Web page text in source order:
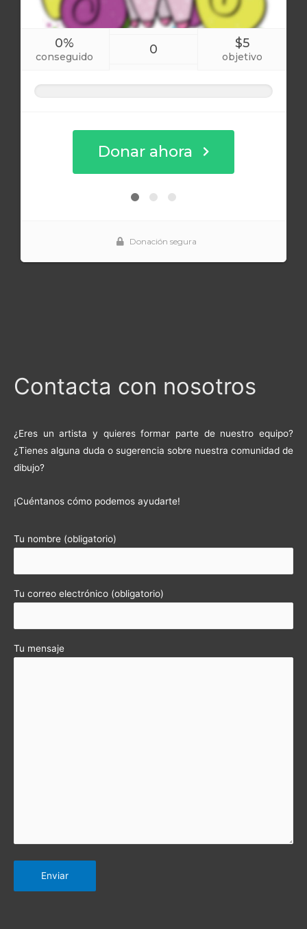
Contacta con nosotros
¿Eres un artista y quieres formar parte de nuestro equipo?
¿Tienes alguna duda o sugerencia sobre nuestra comunidad de
dibujo?
¡Cuéntanos cómo podemos ayudarte!
Tu nombre (obligatorio)
Tu correo electrónico (obligatorio)
Tu mensaje